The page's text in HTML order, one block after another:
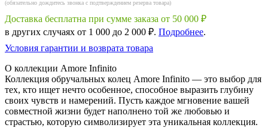
(обязательно дождитесь звонка с подтверждением резерва товара)
Доставка бесплатна при сумме заказа от 50 000 ₽
в других случаях от 1 000 до 2 000 ₽. Подробнее.
Условия гарантии и возврата товара
О коллекции Amore Infinito
Коллекция обручальных колец Amore Infinito — это выбор для
тех, кто ищет нечто особенное, способное выразить глубину
своих чувств и намерений. Пусть каждое мгновение вашей
совместной жизни будет наполнено той же любовью и
страстью, которую символизирует эта уникальная коллекция.